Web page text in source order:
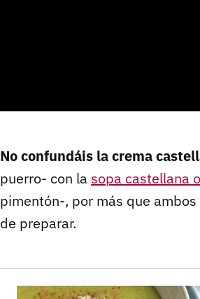
No confundáis la crema
puerro- con la sopa castellana
pimentón-, por más que
de preparar.